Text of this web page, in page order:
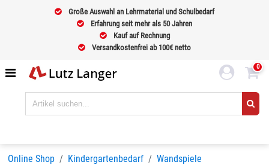
Große Auswahl an Lehrmaterial und Schulbedarf
Erfahrung seit mehr als 50 Jahren
Kauf auf Rechnung
Versandkostenfrei ab 100€ netto
0
Online Shop Kindergartenbedarf Wandspiele